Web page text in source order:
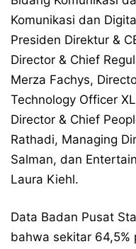
Komunikasi dan
Presiden Direktur &
Director & Chief
Merza Fachys,
Technology Officer
Director & Chief
Rathadi, Managing
Salman, dan
Laura Kiehl.
Data Badan Pusat
bahwa sekitar 64,5%